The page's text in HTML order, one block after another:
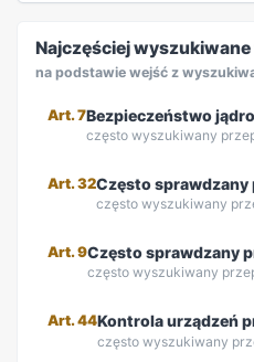
Najczęściej
na podstawie wejść z
Art. 7
często wyszukiwany
Art. 32Często sprawdzany
często wyszukiwany
Art. 9Często sprawdzany
często wyszukiwany
Art. 44Kontrola urządzeń
często wyszukiwany